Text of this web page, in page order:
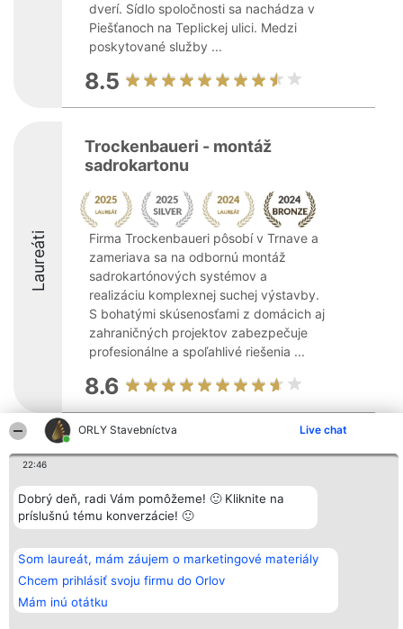
ORLY Stavebníctva Live chat
22:46
Dobrý deň, radi Vám pomôžeme! 🙂 Kliknite na
príslušnú tému konverzácie! 🙂
Som laureát, mám záujem o marketingové materiály
Chcem prihlásiť svoju firmu do Orlov
Mám inú otátku
dverí. Sídlo spoločnosti sa nachádza v
Piešťanoch na Teplickej ulici. Medzi
poskytované služby ...
8.5
Laureáti
Trockenbaueri - montáž
sadrokartonu
Firma Trockenbaueri pôsobí v Trnave a
zameriava sa na odbornú montáž
sadrokartónových systémov a
realizáciu komplexnej suchej výstavby.
S bohatými skúsenosťami z domácich aj
zahraničných projektov zabezpečuje
profesionálne a spoľahlivé riešenia ...
8.6
Bright Side Solutions sp. z o.
ul. Ruska 22
Wrocław 50-079
KRS 0000749100 | Regon
381313360 | NIP 8943132676
wszystkich
Laureatów
Podmienky
Obchodné
Zásady
osobných